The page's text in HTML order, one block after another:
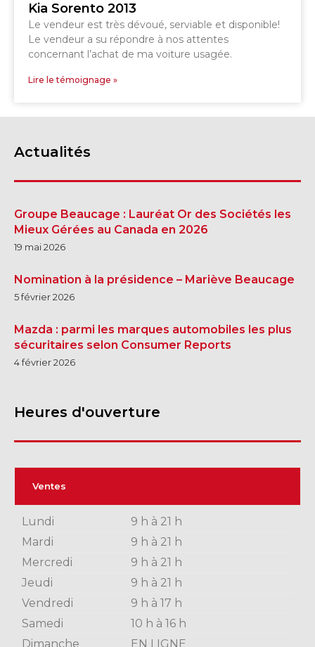
Kia Sorento 2013
Le vendeur est très dévoué, serviable et disponible!
Le vendeur a su répondre à nos attentes
concernant l’achat de ma voiture usagée.
Lire le témoignage »
Actualités
Groupe Beaucage : Lauréat Or des Sociétés les
Mieux Gérées au Canada en 2026
19 mai 2026
Nomination à la présidence – Mariève Beaucage
5 février 2026
Mazda : parmi les marques automobiles les plus
sécuritaires selon Consumer Reports
4 février 2026
Heures d'ouverture
Ventes
Lundi
9 h à 21 h
Mardi
9 h à 21 h
Mercredi
9 h à 21 h
Jeudi
9 h à 21 h
Vendredi
9 h à 17 h
Samedi
10 h à 16 h
Dimanche
EN LIGNE